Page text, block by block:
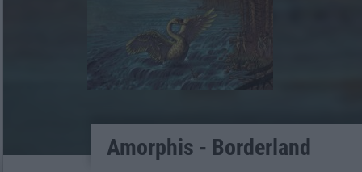
Amorphis - Borderland